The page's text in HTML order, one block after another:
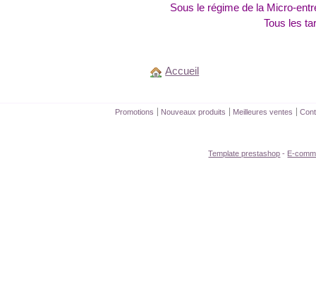
Sous le régime de la Micro-
Tous les
Accueil
Promotions Nouveaux produits Meilleures ventes
Template prestashop - E-